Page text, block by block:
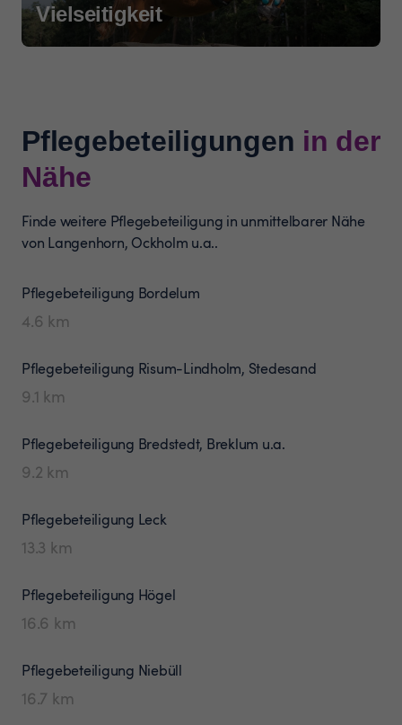
Vielseitigkeit
Pflegebeteiligungen in der
Nähe
Finde weitere Pflegebeteiligung in unmittelbarer Nähe
von Langenhorn, Ockholm u.a..
Pflegebeteiligung Bordelum
4.6 km
Pflegebeteiligung Risum-Lindholm, Stedesand
9.1 km
Pflegebeteiligung Bredstedt, Breklum u.a.
9.2 km
Pflegebeteiligung Leck
13.3 km
Pflegebeteiligung Högel
16.6 km
Pflegebeteiligung Niebüll
16.7 km